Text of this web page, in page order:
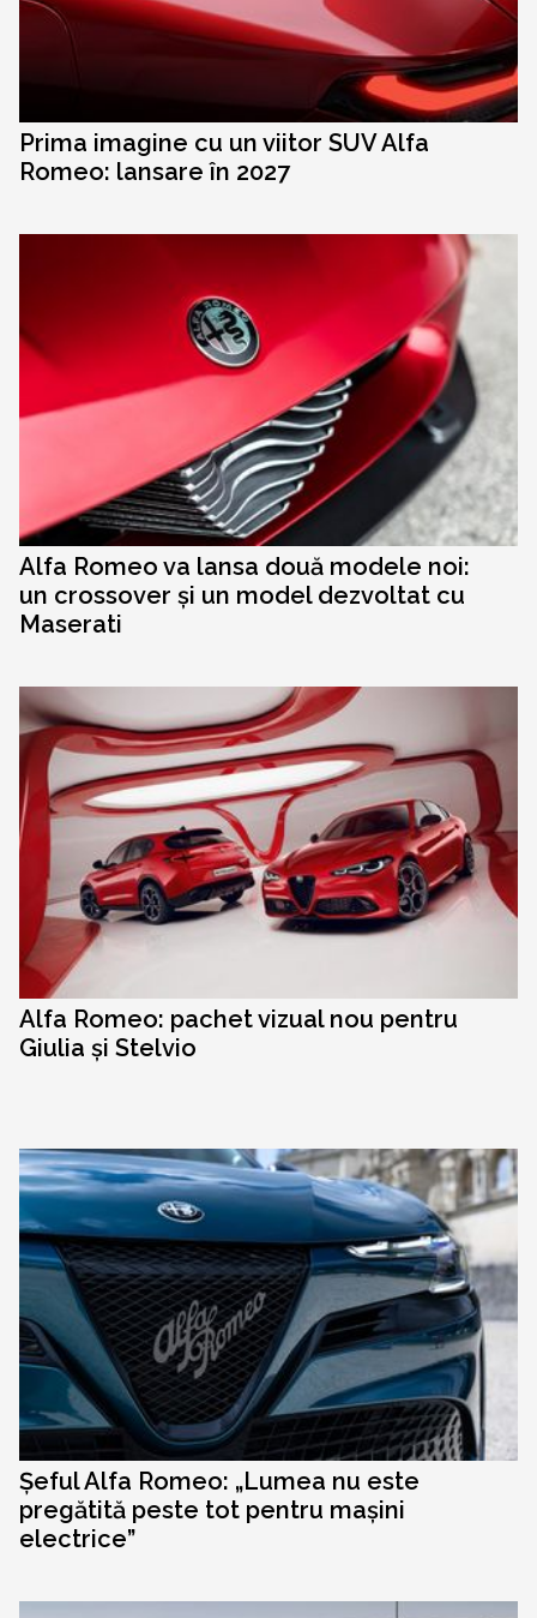
Prima imagine cu un viitor SUV Alfa
Romeo: lansare în 2027
Alfa Romeo va lansa două modele noi:
un crossover și un model dezvoltat cu
Maserati
Alfa Romeo: pachet vizual nou pentru
Giulia și Stelvio
Șeful Alfa Romeo: „Lumea nu este
pregătită peste tot pentru mașini
electrice”